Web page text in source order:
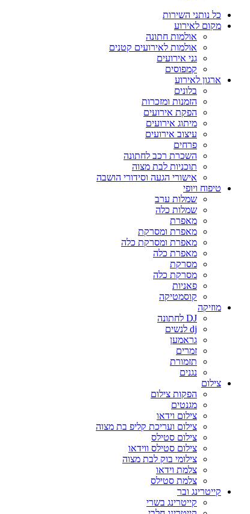
כל נותני השירות
מקום לאירוע
אולמות חתונה
אולמות לאירועים קטנים
גני אירועים
קמפוסים
ארגון לאירוע
בלונים
הזמנות ומזכרות
הפקת אירועים
מיתוג אירועים
עיצוב אירועים
פרחים
השכרת רכב לחתונה
תוכניות לבת מצוה
אישורי הגעה וסידורי הושבה
טיפוח ויופי
שמלות ערב
שמלות כלה
מאפרת
מאפרת ומסרקת
מאפרת ומסרקת כלה
מאפרת כלה
מסרקת
מסרקת כלה
פאניות
קוסמטיקה
מוזיקה
DJ לחתונה
dj לנשים
גראמען
זמרים
תזמורת
נגנים
צילום
הפקות צילום
מגנטים
צילום וידאו
צילום ועריכת קליפ בת מצוה
צילום סטילס
צילום סטילס ווידאו
צילומי בוק לבת מצוה
צלמת וידאו
צלמת סטילס
קייטרינג ובר
קייטרינג בשרי